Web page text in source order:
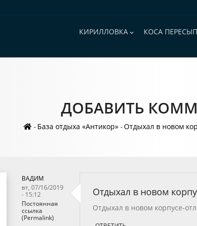
навигация
КИРИЛЛОВКА КОСА
ДОБАВИТЬ
Строка
- База отдыха «Антикор»-Отдыхал в новом
ВАДИМ
вт, 07/16/2019
- 15:12
Постоянная
ссылка
(Permalink)
Отдыхал в новом
Отдыхал в новом корпусе-